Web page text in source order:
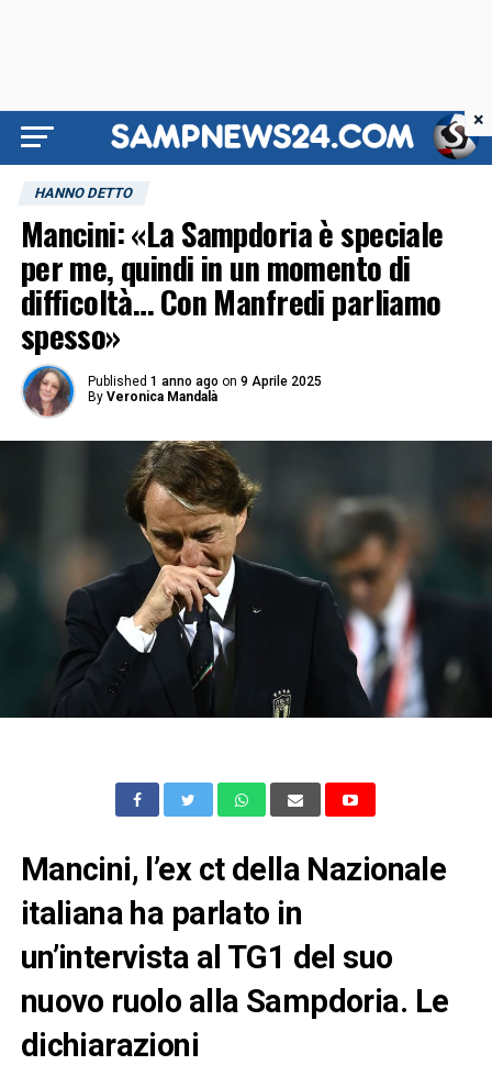
HANNO DETTO
Mancini: «La Sampdoria è speciale
per me, quindi in un momento di
difficoltà… Con Manfredi parliamo
spesso»
Published 1 anno ago on 9 Aprile 2025
By Veronica Mandalà
Mancini, l’ex ct della Nazionale
italiana ha parlato in
un’intervista al TG1 del suo
nuovo ruolo alla Sampdoria. Le
dichiarazioni
×